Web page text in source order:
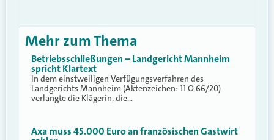
Mehr zum Thema
Betriebsschließungen – Landgericht Mannheim
spricht Klartext
In dem einstweiligen Verfügungsverfahren des
Landgerichts Mannheim (Aktenzeichen: 11 O 66/20)
verlangte die Klägerin, die…
Axa muss 45.000 Euro an französischen Gastwirt